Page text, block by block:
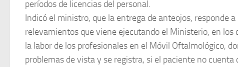
períodos de licencias del personal.
Indicó el ministro, que la entrega de anteojos, responde
relevamientos que viene ejecutando el Ministerio, en los
la labor de los profesionales en el Móvil Oftalmológico,
problemas de vista y se registra, si el paciente no cuenta